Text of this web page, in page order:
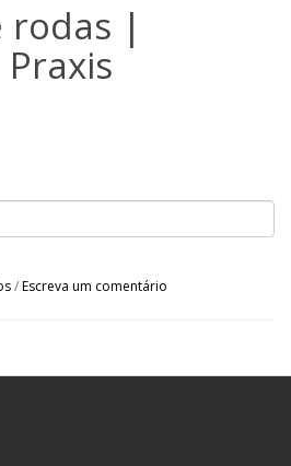
rodas |
/Escreva um comentário